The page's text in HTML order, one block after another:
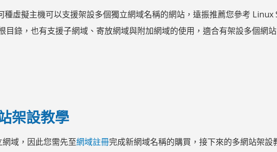
虛擬主機可以支援架設多個獨立網域名稱的網站，遠振推薦您參考
錄，也有支援子網域、寄放網域與附加網域的使用，適合有架設多個網
架設教學
域，因此您需先至網域註冊完成新網域名稱的購買，接下來的多網站架